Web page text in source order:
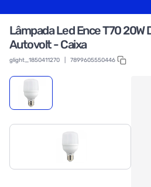
Lâmpada Led Ence T70 20W
Autovolt - Caixa
glight_1850411270 7899605550446